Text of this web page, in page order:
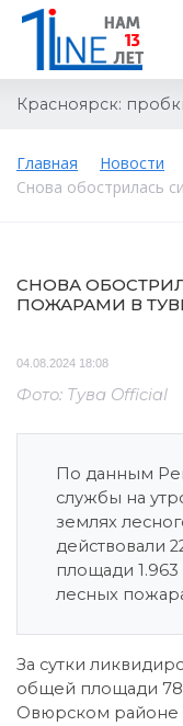
Красноярск:
Главная Новости
Снова обострилась
СНОВА
ПОЖАРАМИ В
04.08.2024 18:08
Фото: Тува Official
По данным
службы на
землях
действовали
площади
лесных
За сутки
общей площади 78
Овюрском районе